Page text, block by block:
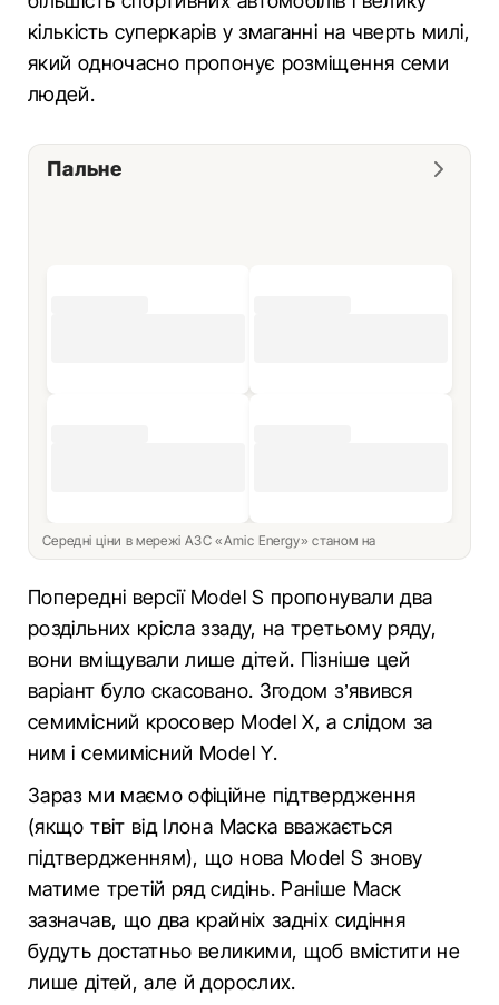
кількість суперкарів у змаганні на чверть милі,
який одночасно пропонує розміщення семи
людей.
Пальне
Середні ціни в мережі АЗС «Amic Energy» станом на
Попередні версії Model S пропонували два
роздільних крісла ззаду, на третьому ряду,
вони вміщували лише дітей. Пізніше цей
варіант було скасовано. Згодом з’явився
семимісний кросовер Model X, а слідом за
ним і семимісний Model Y.
Зараз ми маємо офіційне підтвердження
(якщо твіт від Ілона Маска вважається
підтвердженням), що нова Model S знову
матиме третій ряд сидінь. Раніше Маск
зазначав, що два крайніх задніх сидіння
будуть достатньо великими, щоб вмістити не
лише дітей, але й дорослих.